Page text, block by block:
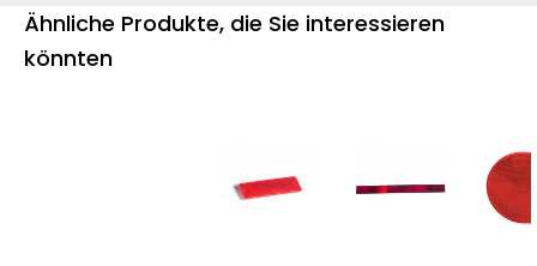
Ähnliche Produkte, die Sie interessieren
könnten